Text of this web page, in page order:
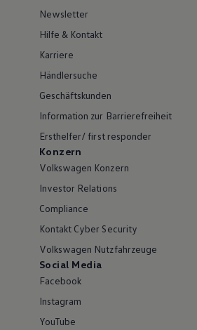
Newsletter
Hilfe & Kontakt
Karriere
Händlersuche
Geschäftskunden
Information zur Barrierefreiheit
Ersthelfer/ first responder
Konzern
Volkswagen Konzern
Investor Relations
Compliance
Kontakt Cyber Security
Volkswagen Nutzfahrzeuge
Social Media
Facebook
Instagram
YouTube